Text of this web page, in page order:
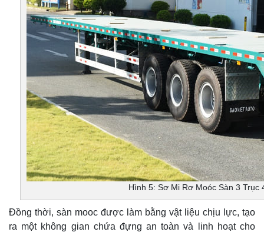
Hình 5: Sơ Mi Rơ Moóc Sàn 3 Trục
Đồng thời, sàn mooc được làm bằng vật liệu chịu lực, tạo
ra một không gian chứa đựng an toàn và linh hoạt cho